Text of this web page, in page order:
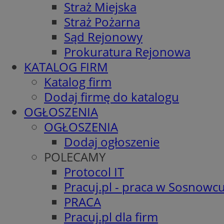
Straż Miejska
Straż Pożarna
Sąd Rejonowy
Prokuratura Rejonowa
KATALOG FIRM
Katalog firm
Dodaj firmę do katalogu
OGŁOSZENIA
OGŁOSZENIA
Dodaj ogłoszenie
POLECAMY
Protocol IT
Pracuj.pl - praca w
PRACA
Pracuj.pl dla firm